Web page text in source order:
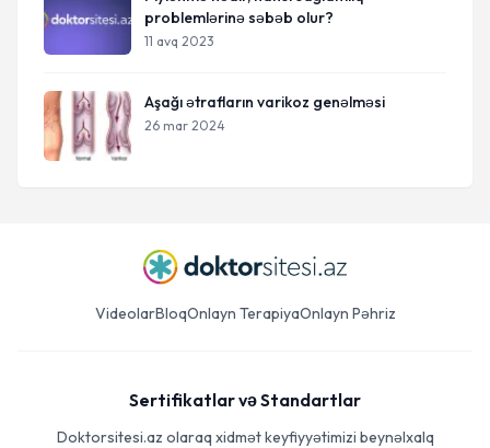
problemlərinə səbəb olur?
11 avq 2023
Aşağı ətrafların varikoz genəlməsi
26 mar 2024
VideolarBloqOnlayn TerapiyaOnlayn Pəhriz
Sertifikatlar və Standartlar
Doktorsitesi.az olaraq xidmət keyfiyyətimizi beynəlxalq